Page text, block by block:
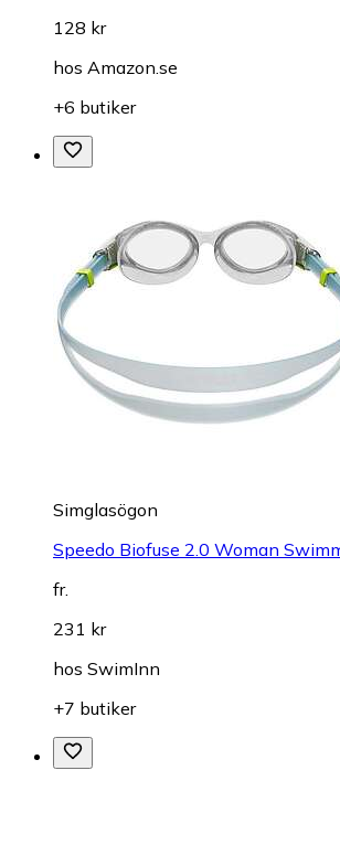
128 kr
hos Amazon.se
+6 butiker
Simglasögon
Speedo Biofuse 2.0 Woman
fr.
231 kr
hos SwimInn
+7 butiker